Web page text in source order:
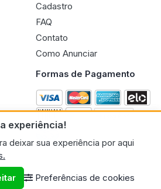
experiência!
deixar sua experiência por aqui
Preferências de cookies
Cadastro
FAQ
Contato
Como Anunciar
Formas de Pagamento